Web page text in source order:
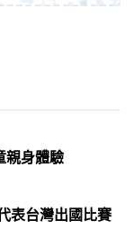
親身體驗
表台灣出國比賽